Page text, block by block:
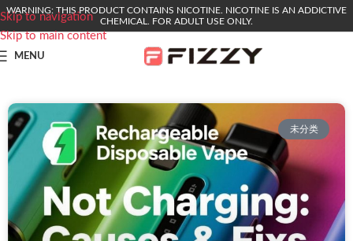
Skip to navigation
Skip to main content
WARNING: THIS PRODUCT CONTAINS NICOTINE. NICOTINE IS AN ADDICTIVE
CHEMICAL. FOR ADULT USE ONLY.
MENU
未分类